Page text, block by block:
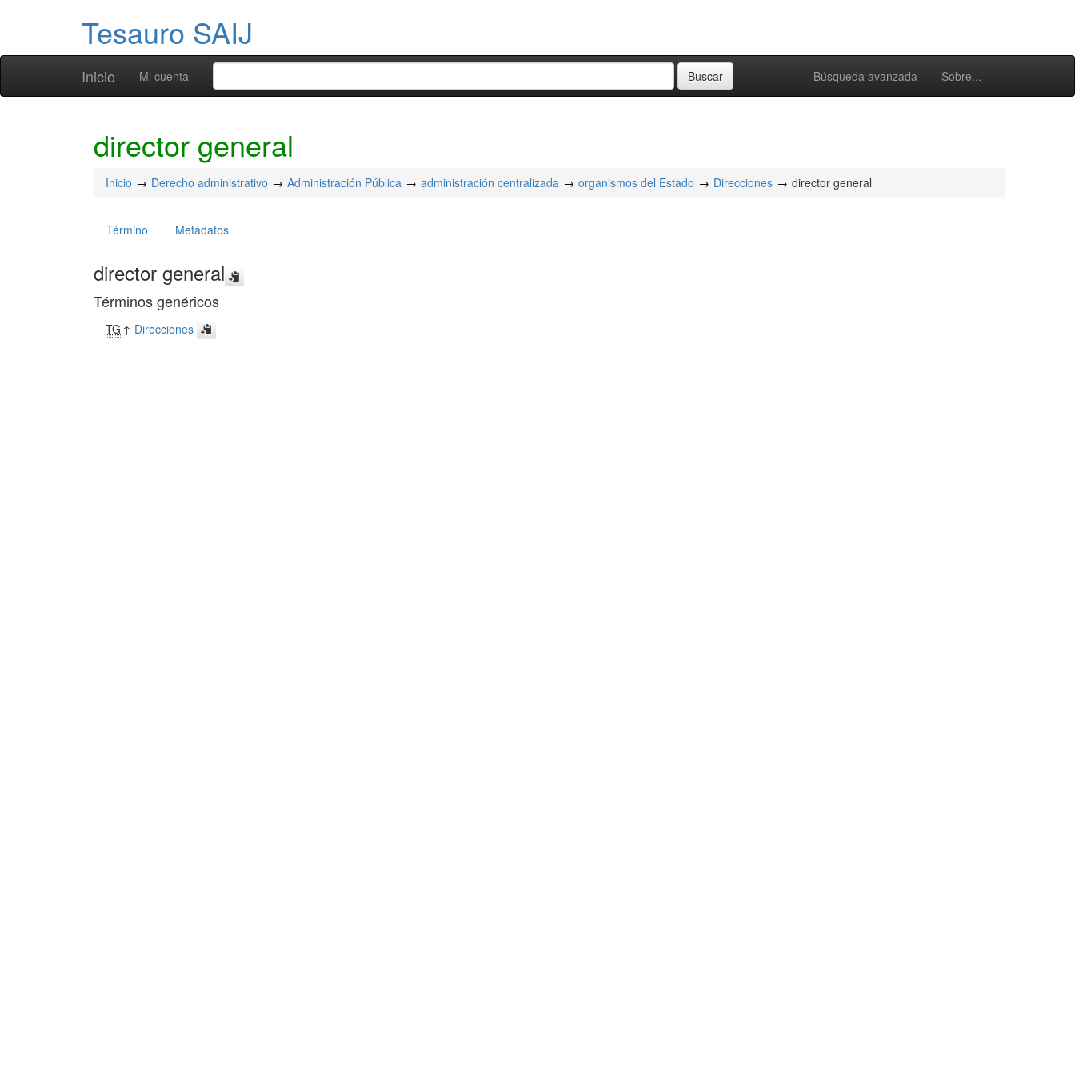
Tesauro SAIJ
Inicio Búsqueda avanzada Sobre...
Mi cuenta
director general
Inicio Derecho administrativo Administración Pública administración centralizada organismos del Estado Direcciones director general
Término Metadatos
director general
Términos genéricos
TG ↑ Direcciones